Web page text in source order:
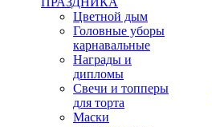
Цветной дым
Головные уборы
карнавальные
Награды и
дипломы
Свечи и топперы
для торта
Маски